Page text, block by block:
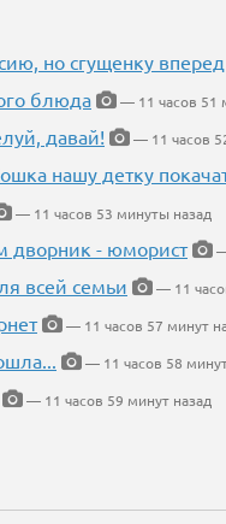
но сгущенку вперед
блюда
— 11 часов 51
давай!
— 11 часов
нашу детку
— 11 часов 53 минуты назад
дворник - юморист
всей семьи
— 11
— 11 часов 57 минут
— 11 часов 58
— 11 часов 59 минут назад